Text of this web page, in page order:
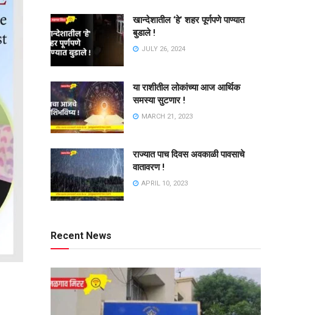
खान्देशातील ‘हे’ शहर पूर्णपणे पाण्यात
बुडाले !
JULY 26, 2024
या राशीतील लोकांच्या आज आर्थिक
समस्या सुटणार !
MARCH 21, 2023
राज्यात पाच दिवस अवकाळी पावसाचे
वातावरण !
APRIL 10, 2023
Recent News